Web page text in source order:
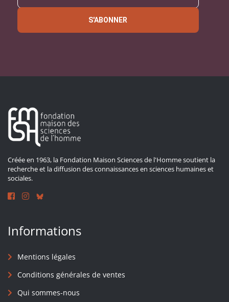
S'ABONNER
Créée en 1963, la Fondation Maison Sciences de l'Homme soutient la
recherche et la diffusion des connaissances en sciences humaines et
sociales.
Informations
Mentions légales
Conditions générales de ventes
Qui sommes-nous